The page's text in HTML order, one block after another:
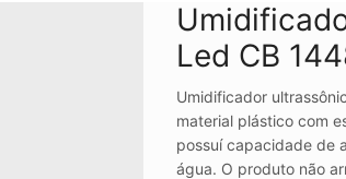
Led CB
Umidificador
material plástico com
possuí capacidade de
água. O produto não